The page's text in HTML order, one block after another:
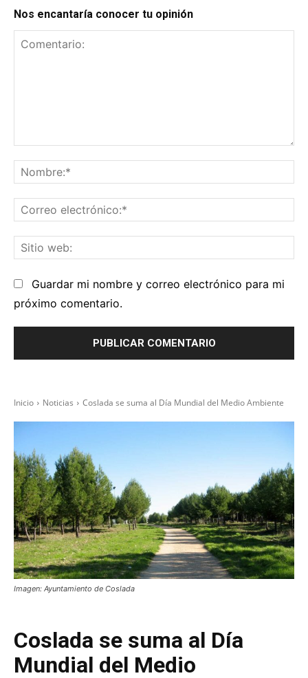
Nos encantaría conocer tu opinión
Guardar mi nombre y correo electrónico para mi
próximo comentario.